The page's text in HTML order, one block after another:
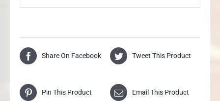
Share On Facebook Tweet This Product
Pin This Product Email This Product